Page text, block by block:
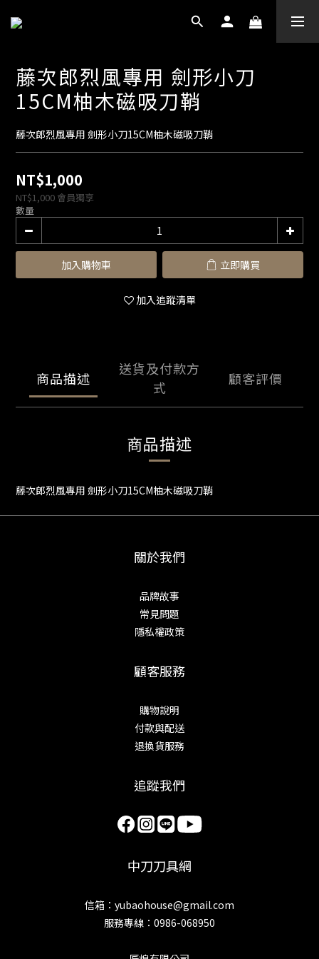
藤次郎烈風專用 劍形小刀
15CM柚木磁吸刀鞘
藤次郎烈風專用 劍形小刀15CM柚木磁吸刀鞘
NT$1,000
NT$1,000 會員獨享
數量
加入購物車 立即購買
加入追蹤清單
商品描述
送貨及付款方
式
顧客評價
商品描述
藤次郎烈風專用 劍形小刀15CM柚木磁吸刀鞘
關於我們
品牌故事
常見問題
隱私權政策
顧客服務
購物說明
付款與配送
退換貨服務
追蹤我們
中刀刀具網
信箱：yubaohouse@gmail.com
服務專線：0986-068950